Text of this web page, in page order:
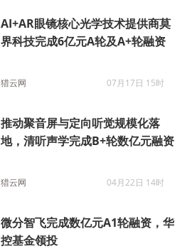
AI+AR眼镜核心光学技术提供商莫
界科技完成6亿元A轮及A+轮融资
猎云网 07月17日 15时
推动聚音屏与定向听觉规模化落
地，清听声学完成B+轮数亿元融资
猎云网 04月22日 14时
微分智飞完成数亿元A1轮融资，华
控基金领投